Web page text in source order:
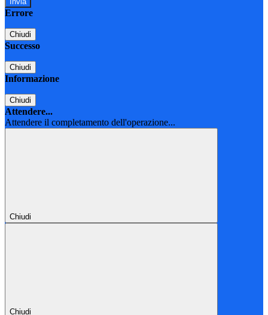
Errore
Chiudi
Successo
Chiudi
Informazione
Chiudi
Attendere...
Attendere il completamento dell'operazione...
Chiudi
Chiudi